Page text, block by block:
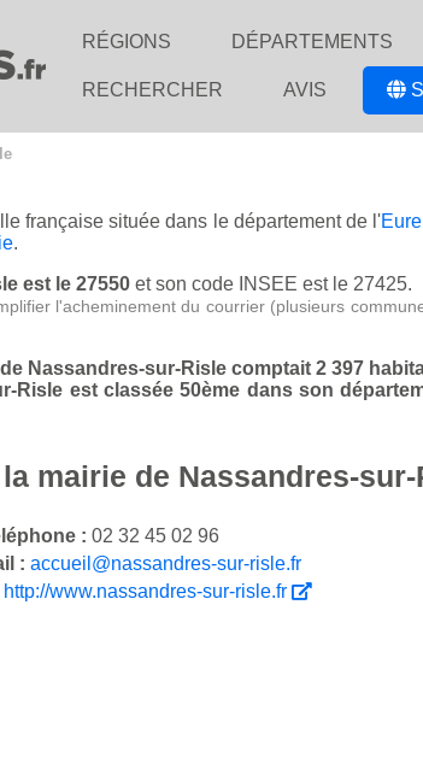
RÉGIONS DÉPARTEMENTS
RECHERCHER AVIS
française située dans le département de l'Eure
.
est le 27550 et son code INSEE est le 27425.
l'acheminement du courrier (plusieurs
Nassandres-sur-Risle comptait 2 397
Risle est classée 50ème dans son
mairie de Nassandres-sur-
: 02 32 45 02 96
: accueil@nassandres-sur-risle.fr
http://www.nassandres-sur-risle.fr